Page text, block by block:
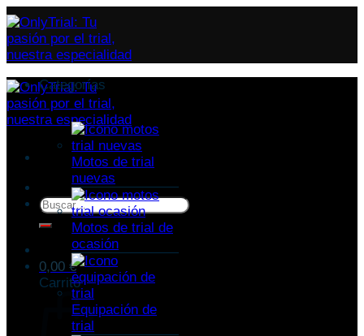
Buscar
por:
0,00 €
Carrito
Categorías
Motos de trial
nuevas
Motos de trial de
ocasión
Equipación de
trial